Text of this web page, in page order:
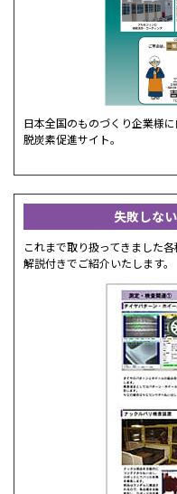
日本全国のものづくり企業様
脱炭素促進サイト。
失敗しな
これまで取り扱ってきました
解説付きでご紹介いたします。